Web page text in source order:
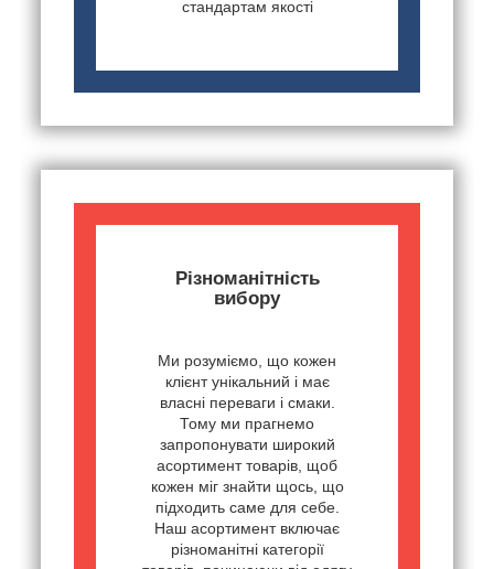
стандартам якості
Різноманітність
вибору
Ми розуміємо, що кожен
клієнт унікальний і має
власні переваги і смаки.
Тому ми прагнемо
запропонувати широкий
асортимент товарів, щоб
кожен міг знайти щось, що
підходить саме для себе.
Наш асортимент включає
різноманітні категорії